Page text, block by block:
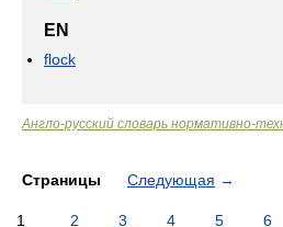
EN
flock
Англо-русский словарь нормативно-
Страницы Следующая →
1 2 3 4 5 6